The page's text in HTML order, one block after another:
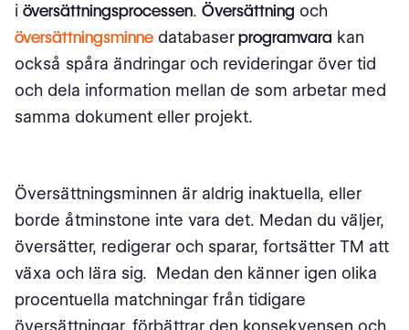
Exempel på meningar som kan skrivas om för att
maximera Översättningsminne utnyttjande:
Hur man skapar ett översättningsminne av hög kvalitet?
Hur man hanterar ett stort översättningsminne
översättningsminne
Vad man ska göra om översättningsminnet inte är 100%
tillförlitligt
När är MT bättre än TM?
Använd automatiserade Kvalitetssäkringskontroller (QA)
i översättningsprocessen. Översättning och
översättningsminne databaserprogramvara kan
också spåra ändringar och revideringar över tid
och dela information mellan de som arbetar med
samma dokument eller projekt.
Översättningsminnen är aldrig inaktuella, eller
borde åtminstone inte vara det. Medan du väljer,
översätter, redigerar och sparar, fortsätter TM att
växa och lära sig. Medan den känner igen olika
procentuella matchningar från tidigare
översättningar, förbättrar den konsekvensen och